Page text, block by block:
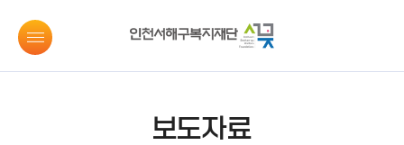
보도자료